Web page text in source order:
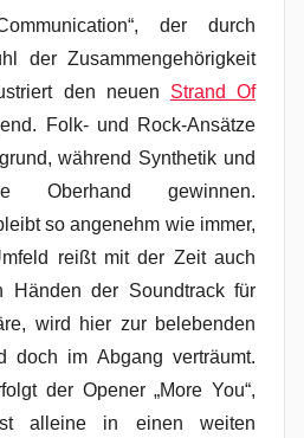
der durch
der Zusammengehörigkeit
den neuen Strand Of
Folk- und Rock-Ansätze
während Synthetik und
Oberhand gewinnen.
so angenehm wie immer,
reißt mit der Zeit auch
Händen der Soundtrack für
wird hier zur belebenden
doch im Abgang verträumt.
der Opener „More You“,
alleine in einen weiten